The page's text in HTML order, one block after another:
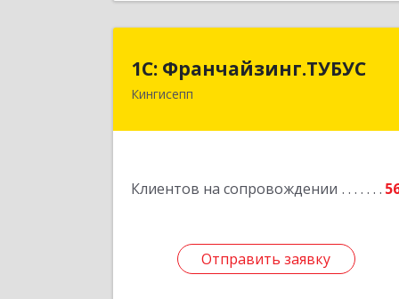
1С: Франчайзинг.ТУБУС
Кингисепп
Клиентов на сопровождении
Отправить заявку
1С: Франчайзинг.ТУБУС
Отправить заявку